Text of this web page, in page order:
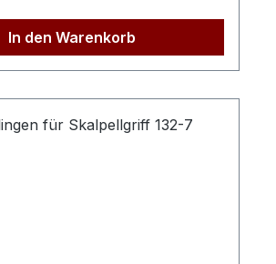
In den Warenkorb